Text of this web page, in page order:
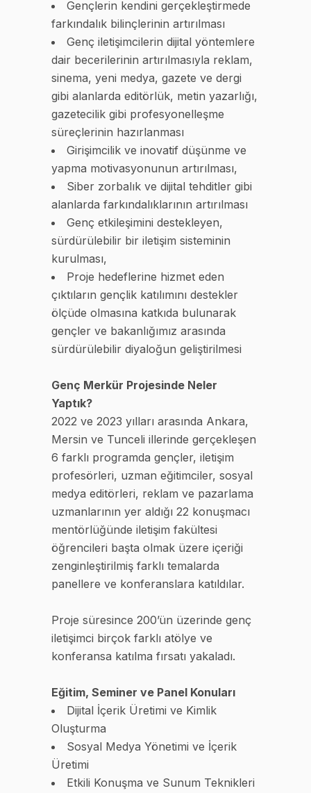
Gençlerin kendini gerçekleştirmede
farkındalık bilinçlerinin artırılması
Genç iletişimcilerin dijital yöntemlere
dair becerilerinin artırılmasıyla reklam,
sinema, yeni medya, gazete ve dergi
gibi alanlarda editörlük, metin yazarlığı,
gazetecilik gibi profesyonelleşme
süreçlerinin hazırlanması
Girişimcilik ve inovatif düşünme ve
yapma motivasyonunun artırılması,
Siber zorbalık ve dijital tehditler gibi
alanlarda farkındalıklarının artırılması
Genç etkileşimini destekleyen,
sürdürülebilir bir iletişim sisteminin
kurulması,
Proje hedeflerine hizmet eden
çıktıların gençlik katılımını destekler
ölçüde olmasına katkıda bulunarak
gençler ve bakanlığımız arasında
sürdürülebilir diyaloğun geliştirilmesi
Genç Merkür Projesinde Neler
Yaptık?
2022 ve 2023 yılları arasında Ankara,
Mersin ve Tunceli illerinde gerçekleşen
6 farklı programda gençler, iletişim
profesörleri, uzman eğitimciler, sosyal
medya editörleri, reklam ve pazarlama
uzmanlarının yer aldığı 22 konuşmacı
mentörlüğünde iletişim fakültesi
öğrencileri başta olmak üzere içeriği
zenginleştirilmiş farklı temalarda
panellere ve konferanslara katıldılar.
Proje süresince 200’ün üzerinde genç
iletişimci birçok farklı atölye ve
konferansa katılma fırsatı yakaladı.
Eğitim, Seminer ve Panel Konuları
Dijital İçerik Üretimi ve Kimlik
Oluşturma
Sosyal Medya Yönetimi ve İçerik
Üretimi
Etkili Konuşma ve Sunum Teknikleri